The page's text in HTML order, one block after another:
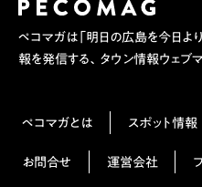
ペコマガは「明日の広島を今日よ
報を発信する、タウン情報ウェブ
ペコマガとは スポット情報
お問合せ 運営会社